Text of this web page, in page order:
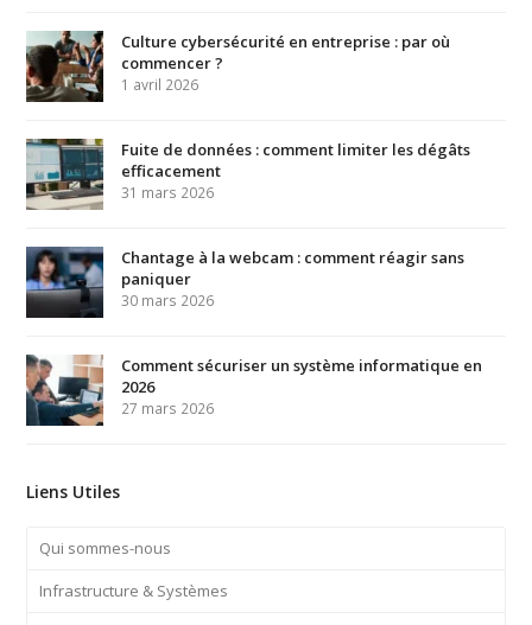
Culture cybersécurité en entreprise : par où
commencer ?
1 avril 2026
Fuite de données : comment limiter les dégâts
efficacement
31 mars 2026
Chantage à la webcam : comment réagir sans
paniquer
30 mars 2026
Comment sécuriser un système informatique en
2026
27 mars 2026
Liens Utiles
Qui sommes-nous
Infrastructure & Systèmes